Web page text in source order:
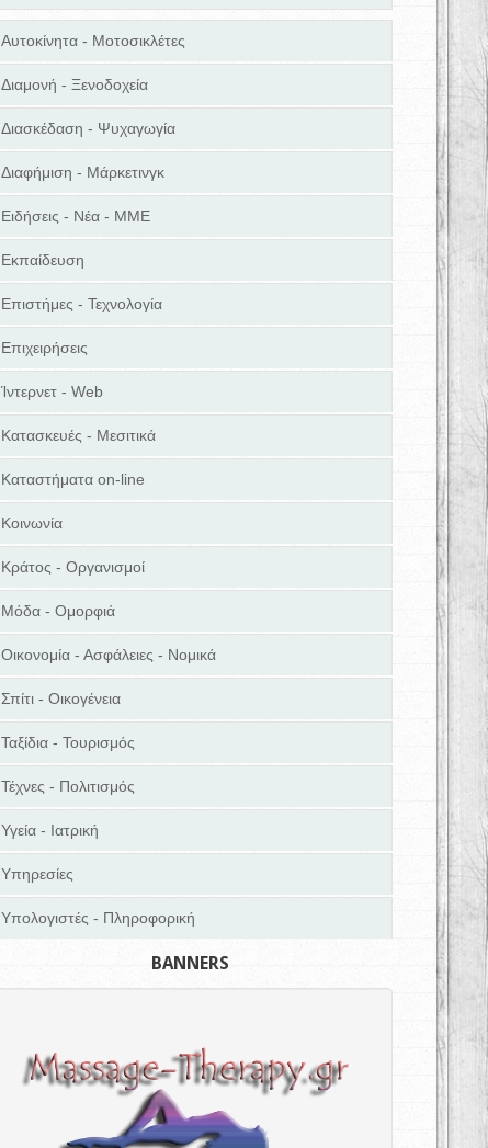
Αυτοκίνητα - Μοτοσικλέτες
Διαμονή - Ξενοδοχεία
Διασκέδαση - Ψυχαγωγία
Διαφήμιση - Μάρκετινγκ
Ειδήσεις - Νέα - ΜΜΕ
Εκπαίδευση
Επιστήμες - Τεχνολογία
Επιχειρήσεις
Ίντερνετ - Web
Κατασκευές - Μεσιτικά
Καταστήματα on-line
Κοινωνία
Κράτος - Οργανισμοί
Μόδα - Ομορφιά
Οικονομία - Ασφάλειες - Νομικά
Σπίτι - Οικογένεια
Ταξίδια - Τουρισμός
Τέχνες - Πολιτισμός
Υγεία - Ιατρική
Υπηρεσίες
Υπολογιστές - Πληροφορική
BANNERS